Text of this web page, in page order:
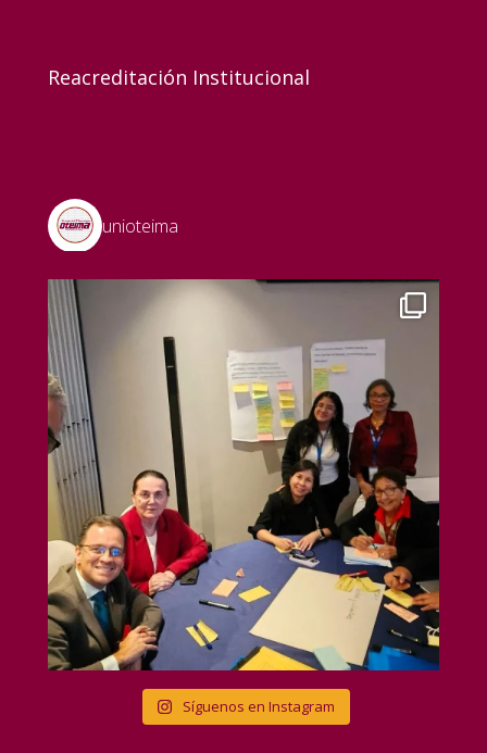
Reacreditación Institucional
unioteima
Síguenos en Instagram